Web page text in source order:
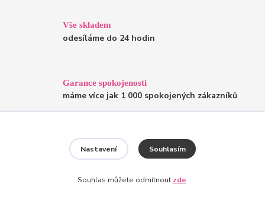
Vše skladem
odesíláme do 24 hodin
Garance spokojenosti
máme více jak 1 000 spokojených zákazníků
Recyklujeme, myslíme na přírodu
posíláme v již jednou použitých krabicích
Nastavení Souhlasím
Souhlas můžete odmítnout zde.